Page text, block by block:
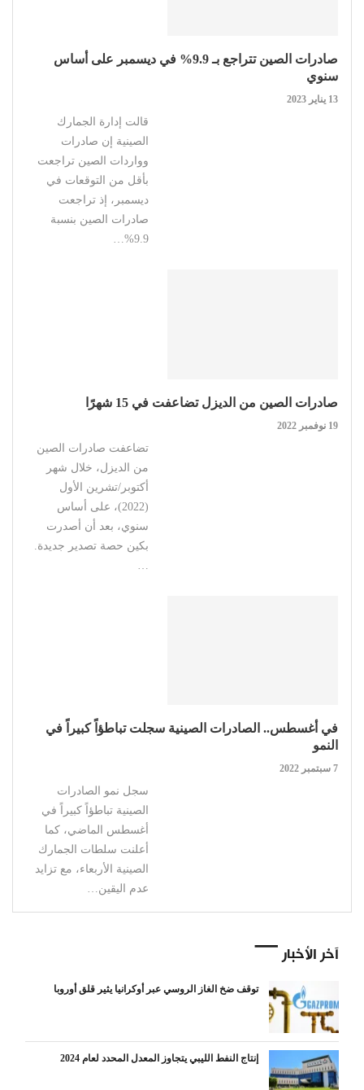
صادرات الصين تتراجع بـ 9.9% في ديسمبر على أساس
سنوي
13 يناير 2023
قالت إدارة الجمارك
الصينية إن صادرات
وواردات الصين تراجعت
بأقل من التوقعات في
ديسمبر، إذ تراجعت
صادرات الصين بنسبة
9.9%…
صادرات الصين من الديزل تضاعفت في 15 شهرًا
19 نوفمبر 2022
تضاعفت صادرات الصين
من الديزل، خلال شهر
أكتوبر/تشرين الأول
(2022)، على أساس
سنوي، بعد أن أصدرت
بكين حصة تصدير جديدة.
في أغسطس.. الصادرات الصينية سجلت تباطؤاً كبيراً في
النمو
7 سبتمبر 2022
سجل نمو الصادرات
الصينية تباطؤاً كبيراً في
أغسطس الماضي، كما
أعلنت سلطات الجمارك
الصينية الأربعاء، مع تزايد
عدم اليقين…
آخر الأخبار
توقف ضخ الغاز الروسي عبر أوكرانيا يثير قلق أوروبا
إنتاج النفط الليبي يتجاوز المعدل المحدد لعام 2024